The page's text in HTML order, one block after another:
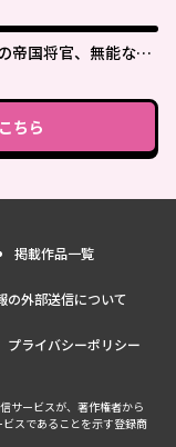
帝国将官、無能な貴
ちら
掲載作品一覧
の外部送信について
プライバシーポリシー
サービスが、著作権者から
スであることを示す登録商